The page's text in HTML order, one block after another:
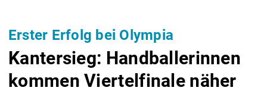
Erster Erfolg bei Olympia
Kantersieg: Handballerinnen
kommen Viertelfinale näher